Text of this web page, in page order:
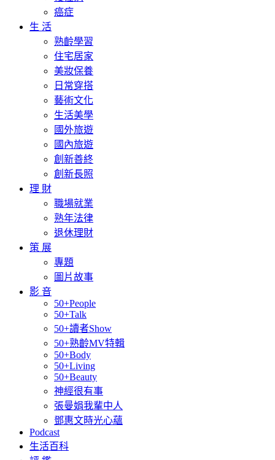
癌症
生 活
熟齡學習
住宅居家
美妝保養
日常穿搭
藝術文化
生活美學
國外旅遊
國內旅遊
創新善終
創新長照
理 財
職場就業
熟年法律
退休理財
策 展
專題
圖片故事
影 音
50+People
50+Talk
50+讀者Show
50+熟齡MV特輯
50+Body
50+Living
50+Beauty
神經很有事
張曼娟我輩中人
鄧惠文時光心蘊
Podcast
生活百科